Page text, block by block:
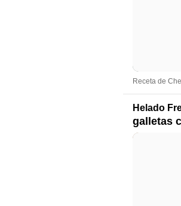
Receta de
Helado
galletas